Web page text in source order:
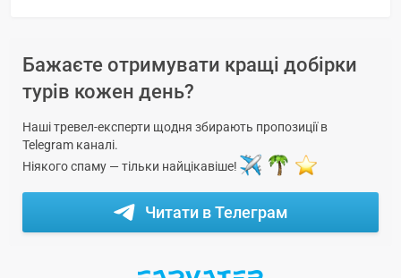
Бажаєте отримувати кращі добірки
турів кожен день?
Наші тревел-експерти щодня збирають пропозиції в
Telegram каналі.
Ніякого спаму — тільки найцікавіше!
Читати в Телеграм